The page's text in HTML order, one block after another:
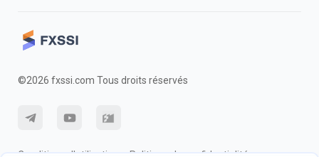
©2026 fxssi.com Tous droits réservés